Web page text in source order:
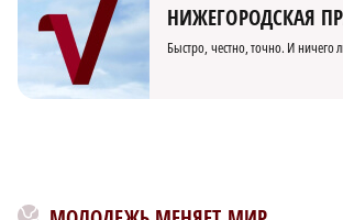
НИЖЕГОРОДСКАЯ
Быстро, честно, точно. И ничего